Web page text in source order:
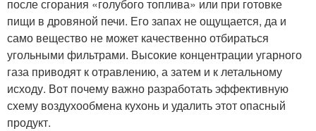
после сгорания «голубого топлива» или при готовке
пищи в дровяной печи. Его запах не ощущается, да и
само вещество не может качественно отбираться
угольными фильтрами. Высокие концентрации угарного
газа приводят к отравлению, а затем и к летальному
исходу. Вот почему важно разработать эффективную
схему воздухообмена кухонь и удалить этот опасный
продукт.